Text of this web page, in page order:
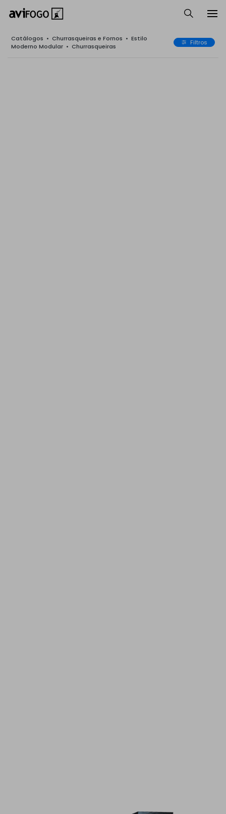
Catálogos • Churrasqueiras e Fornos • Estilo
Moderno Modular • Churrasqueiras Filtros